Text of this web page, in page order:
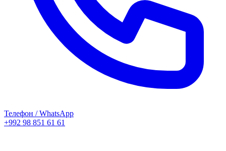
Телефон / WhatsApp
+992 98 851 61 61